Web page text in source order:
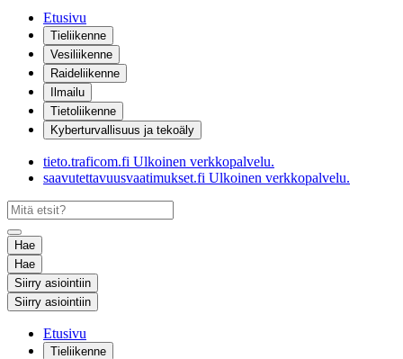
Etusivu
Tieliikenne
Vesiliikenne
Raideliikenne
Ilmailu
Tietoliikenne
Kyberturvallisuus ja tekoäly
tieto.traficom.fi Ulkoinen verkkopalvelu.
saavutettavuusvaatimukset.fi Ulkoinen verkkopalvelu.
Hae
Hae
Siirry asiointiin
Siirry asiointiin
Etusivu
Tieliikenne